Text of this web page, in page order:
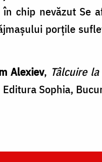
în chip nevăzut Se
porțile
Alexiev, Tâlcuire
Sophia,